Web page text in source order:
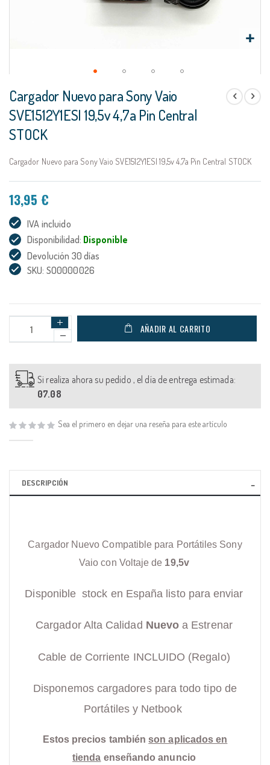
al
comienzo
de
la
galería
de
imágenes
Cargador Nuevo para Sony Vaio
SVE1512Y1ESI 19,5v 4,7a Pin Central
STOCK
Cargador Nuevo para Sony Vaio SVE1512Y1ESI 19,5v 4,7a Pin Central STOCK
13,95 €
IVA incluido
Disponibilidad: Disponible
Devolución 30 días
SKU: SO0000026
AÑADIR AL CARRITO
Si realiza ahora su pedido , el día de entrega estimada:
07.08
Sea el primero en dejar una reseña para este artículo
DESCRIPCIÓN
Cargador Nuevo Compatible para Portátiles Sony
Vaio con Voltaje de 19,5v
Disponible stock en España listo para enviar
Cargador Alta Calidad Nuevo a Estrenar
Cable de Corriente INCLUIDO (Regalo)
Disponemos cargadores para todo tipo de
Portátiles y Netbook
Estos precios también son aplicados en
tienda enseñando anuncio